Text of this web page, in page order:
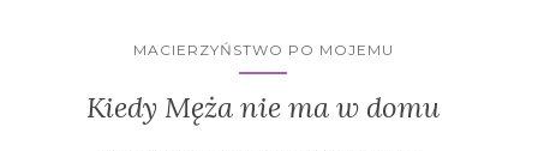
MACIERZYŃSTWO PO MOJEMU
Kiedy Męża nie ma w domu